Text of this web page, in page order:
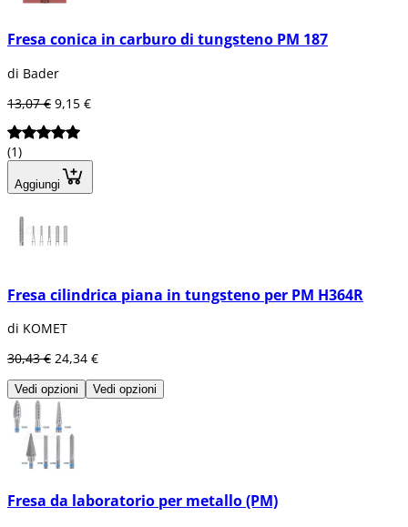
Fresa conica in carburo di tungsteno PM 187
di Bader
13,07 € 9,15 €
(1)
Aggiungi
Fresa cilindrica piana in tungsteno per PM H364R
di KOMET
30,43 € 24,34 €
Vedi opzioni Vedi opzioni
Fresa da laboratorio per metallo (PM)